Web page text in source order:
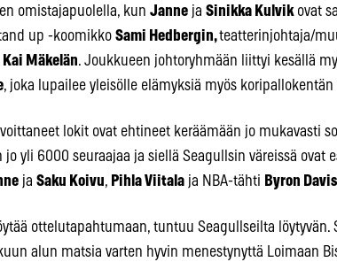
omistajapuolella, kun Janne ja Sinikka Kulvikovat
up -koomikko Sami Hedbergin,teatterinjohtaja/
Kai Mäkelän. Joukkueen johtoryhmään liittyi kesällä
, joka lupailee yleisölle elämyksiä myös
lokit ovat ehtineet keräämään jo mukavasti
jo yli 6000 seuraajaa ja siellä Seagullsin väreissä ovat
ja Saku Koivu, Pihla Viitala ja NBA-tähti Byron Davis
ottelutapahtumaan, tuntuu Seagullseilta löytyvän.
alun matsia varten hyvin menestynyttä Loimaan